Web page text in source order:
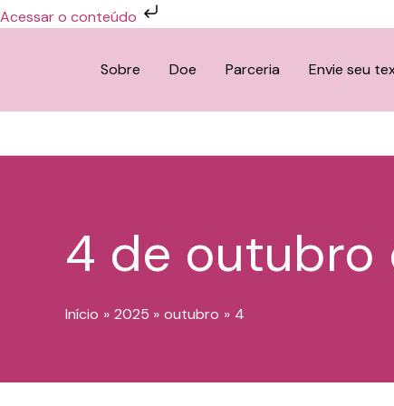
Acessar o conteúdo
Ir
para
Sobre Doe Parceria Envie seu
4 de outubro
Início 2025 outubro 4